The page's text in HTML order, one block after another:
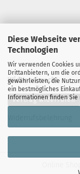
Diese Webseite
Technologien
Wir verwenden Cookies
Drittanbietern, um die
gewährleisten, die
ein bestmögliches
Informationen finden Sie
Widerrufsrecht
Vertrag widerrufen